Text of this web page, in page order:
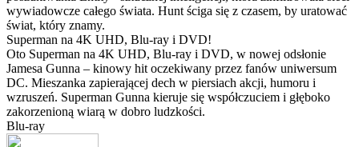
wywiadowcze całego świata. Hunt ściga się z czasem, by uratować
świat, który znamy.
Superman na 4K UHD, Blu-ray i DVD!
Oto Superman na 4K UHD, Blu-ray i DVD, w nowej odsłonie
Jamesa Gunna – kinowy hit oczekiwany przez fanów uniwersum
DC. Mieszanka zapierającej dech w piersiach akcji, humoru i
wzruszeń. Superman Gunna kieruje się współczuciem i głęboko
zakorzenioną wiarą w dobro ludzkości.
Blu-ray